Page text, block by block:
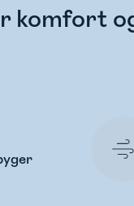
komfort